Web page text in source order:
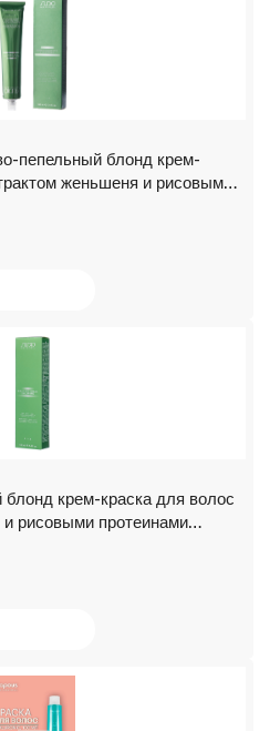
пепельный блонд крем-
женьшеня и рисовыми
крем-краска для волос
рисовыми протеинами